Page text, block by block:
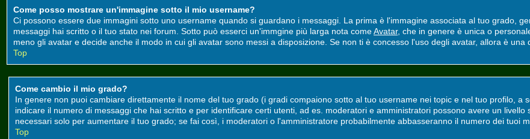
Come posso mostrare un'immagine sotto il mio username?
Ci possono essere due immagini sotto uno username quando si guardano i messaggi. La prima è l'immagine associata al tuo grado,
messaggi hai scritto o il tuo stato nei forum. Sotto può esserci un'immgine più larga nota comeAvatar, che in genere è unica o
meno gli avatar e decide anche il modo in cui gli avatar sono messi a disposizione. Se non ti è concesso l'uso degli avatar, allora è
Top
Come cambio il mio grado?
In genere non puoi cambiare direttamente il nome del tuo grado (i gradi compaiono sotto al tuo username nei topic e nel tuo profilo,
indicare il numero di messaggi che hai scritto e per identificare certi utenti, ad es. moderatori e amministratori possono avere un
necessari solo per aumentare il tuo grado; se fai così, i moderatori o l'amministratore probabilmente abbasseranno il numero dei tuoi
Top